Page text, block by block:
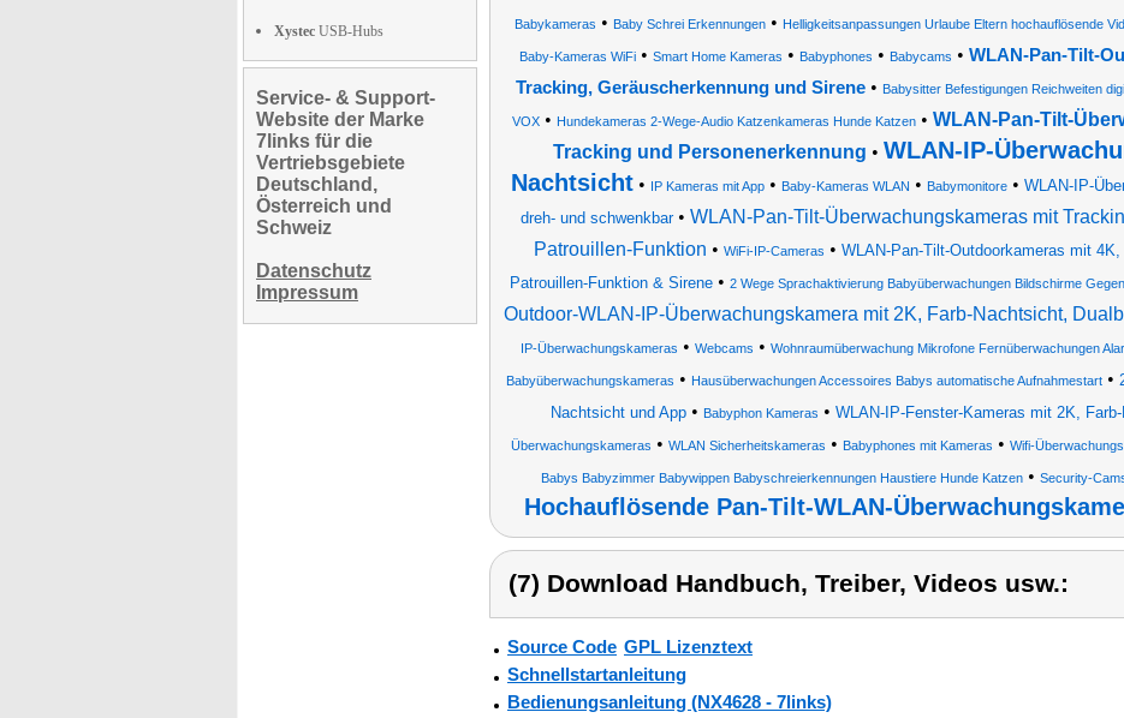
Xystec USB-Hubs
Service- & Support-
Website der Marke
7links für die
Vertriebsgebiete
Deutschland,
Österreich und
Schweiz
Datenschutz
Impressum
Babykameras • Baby Schrei Erkennungen • Helligkeitsanpassungen Urlaube Eltern hochauflösende
Baby-Kameras WiFi • Smart Home Kameras • Babyphones • Babycams • WLAN-Pan-Tilt-
Tracking, Geräuscherkennung und Sirene • Babysitter Befestigungen Reichweiten
VOX• Hundekameras 2-Wege-Audio Katzenkameras Hunde Katzen• WLAN-Pan-Tilt-
Tracking und Personenerkennung • WLAN-IP-
Nachtsicht• IP Kameras mit App• Baby-Kameras WLAN • Babymonitore• WLAN-IP-
dreh- und schwenkbar• WLAN-Pan-Tilt-Überwachungskameras mit
Patrouillen-Funktion • WiFi-IP-Cameras • WLAN-Pan-Tilt-Outdoorkameras mit
Patrouillen-Funktion & Sirene• 2 Wege Sprachaktivierung Babyüberwachungen Bildschirme
Outdoor-WLAN-IP-Überwachungskamera mit 2K, Farb-Nachtsicht,
IP-Überwachungskameras • Webcams • Wohnraumüberwachung Mikrofone Fernüberwachungen
Babyüberwachungskameras • Hausüberwachungen Accessoires Babys automatische Aufnahmestart •
Nachtsicht und App• Babyphon Kameras • WLAN-IP-Fenster-Kameras mit 2K,
Überwachungskameras • WLAN Sicherheitskameras • Babyphones mit Kameras • Wifi-
Babys Babyzimmer Babywippen Babyschreierkennungen Haustiere Hunde Katzen • Security-
Hochauflösende Pan-Tilt-WLAN-
(7) Download Handbuch, Treiber, Videos usw.:
Source Code GPL Lizenztext
Schnellstartanleitung
Bedienungsanleitung (NX4628 - 7links)